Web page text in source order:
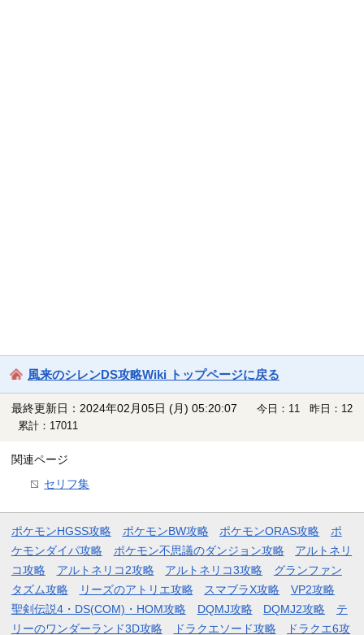
風来のシレンDS攻略Wiki トップページに戻る
最終更新日：2024年02月05日 (月) 05:20:07
今日：11 昨日：12
累計：17011
関連ページ
セリフ集
ポケモンHGSS攻略 ポケモンBW攻略 ポケモンORAS攻略
ポ
ケモンダイパ攻略
ポケモン不思議のダンジョン攻略
アルトネリ
コ攻略
アルトネリコ2攻略 アルトネリコ3攻略
グランファン
タズム攻略
リーズのアトリエ攻略 スマブラX攻略
VP2攻略
聖剣伝説4・DS(COM)・HOM攻略
DQMJ攻略 DQMJ2攻略
テ
リーのワンダーランド3D攻略
ドラクエソード攻略 ドラクエ6攻